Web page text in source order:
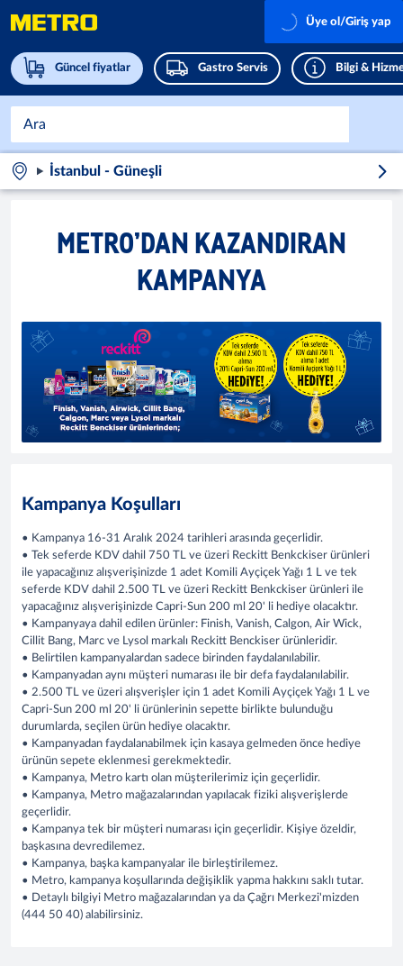
Güncel fiyatlar Gastro Servis Bilgi &
Üye ol/Giriş yap
İstanbul - Güneşli
METRO’DAN KAZANDIRAN
KAMPANYA
Kampanya Koşulları
• Kampanya 16-31 Aralık 2024 tarihleri arasında geçerlidir.
• Tek seferde KDV dahil 750 TL ve üzeri Reckitt Benkckiser ürünleri
ile yapacağınız alışverişinizde 1 adet Komili Ayçiçek Yağı 1 L ve tek
seferde KDV dahil 2.500 TL ve üzeri Reckitt Benkckiser ürünleri ile
yapacağınız alışverişinizde Capri-Sun 200 ml 20' li hediye olacaktır.
• Kampanyaya dahil edilen ürünler: Finish, Vanish, Calgon, Air Wick,
Cillit Bang, Marc ve Lysol markalı Reckitt Benckiser ürünleridir.
• Belirtilen kampanyalardan sadece birinden faydalanılabilir.
• Kampanyadan aynı müşteri numarası ile bir defa faydalanılabilir.
• 2.500 TL ve üzeri alışverişler için 1 adet Komili Ayçiçek Yağı 1 L ve
Capri-Sun 200 ml 20' li ürünlerinin sepette birlikte bulunduğu
durumlarda, seçilen ürün hediye olacaktır.
• Kampanyadan faydalanabilmek için kasaya gelmeden önce hediye
ürünün sepete eklenmesi gerekmektedir.
• Kampanya, Metro kartı olan müşterilerimiz için geçerlidir.
• Kampanya, Metro mağazalarından yapılacak fiziki alışverişlerde
geçerlidir.
• Kampanya tek bir müşteri numarası için geçerlidir. Kişiye özeldir,
başkasına devredilemez.
• Kampanya, başka kampanyalar ile birleştirilemez.
• Metro, kampanya koşullarında değişiklik yapma hakkını saklı tutar.
• Detaylı bilgiyi Metro mağazalarından ya da Çağrı Merkezi'mizden
(444 50 40) alabilirsiniz.